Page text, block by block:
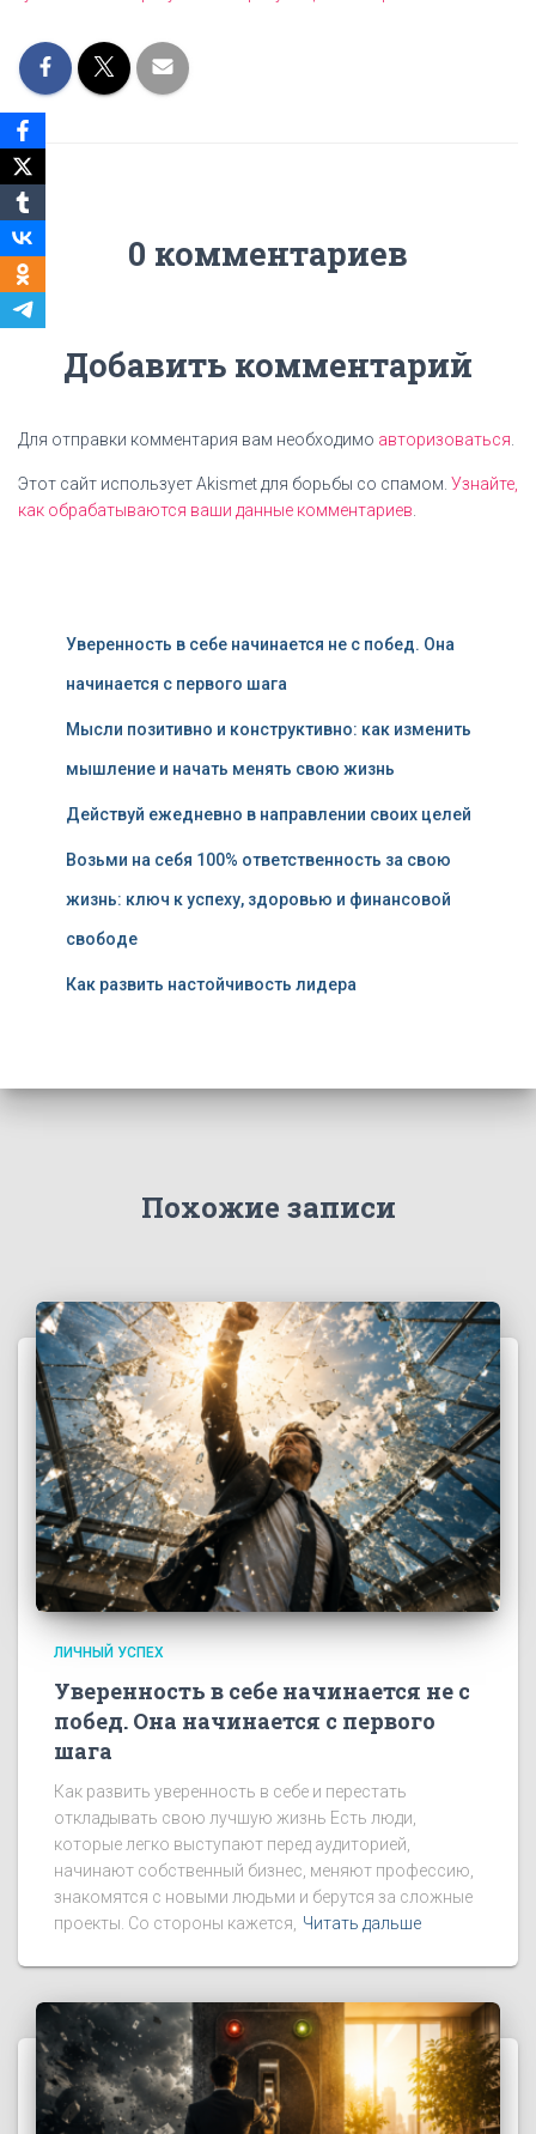
0 комментариев
Добавить комментарий
Для отправки комментария вам необходимо авторизоваться
Этот сайт использует Akismet для борьбы со спамом. Узнайте,
как обрабатываются ваши данные комментариев
Уверенность в себе начинается не с побед. Она
начинается с первого шага
Мысли позитивно и конструктивно: как изменить
мышление и начать менять свою жизнь
Действуй ежедневно в направлении своих целей
Возьми на себя 100% ответственность за свою
жизнь: ключ к успеху, здоровью и финансовой
свободе
Как развить настойчивость лидера
Похожие записи
ЛИЧНЫЙ УСПЕХ
Уверенность в себе начинается не с
побед. Она начинается с первого
шага
Как развить уверенность в себе и перестать
откладывать свою лучшую жизнь Есть люди,
которые легко выступают перед аудиторией,
начинают собственный бизнес, меняют профессию,
знакомятся с новыми людьми и берутся за сложные
проекты. Со стороны кажется,
Читать дальше